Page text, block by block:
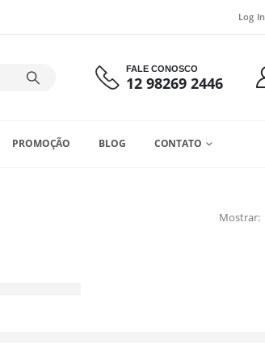
Log In
FALE CONOSCO
12 98269 2446
PROMOÇÃO BLOG CONTATO
Mostrar: